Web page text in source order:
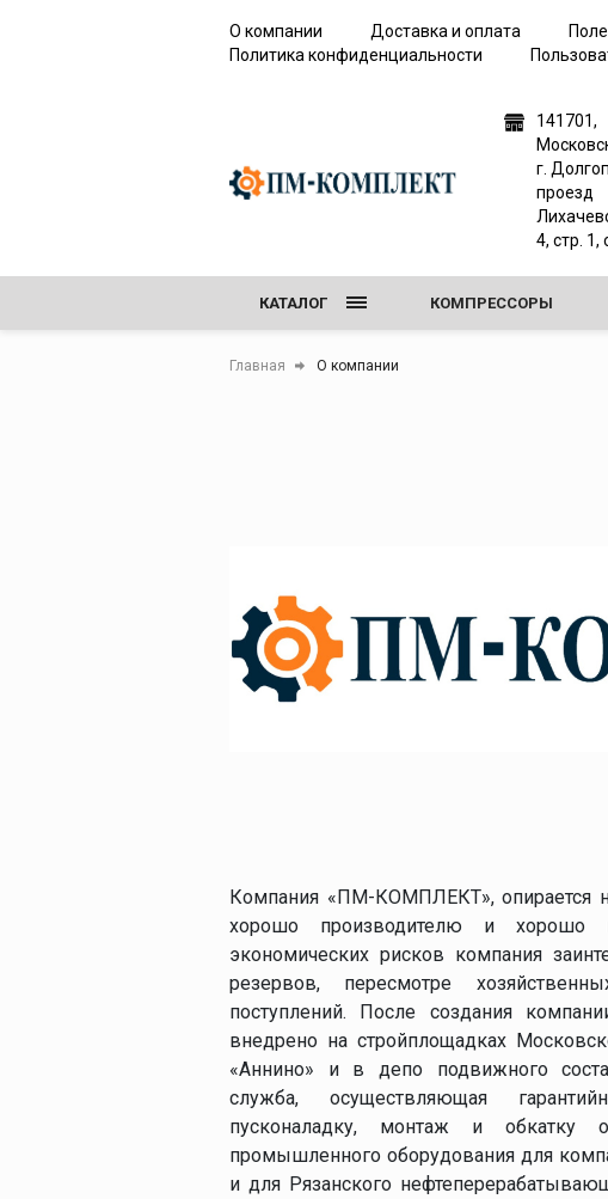
О компании Доставка и оплата
Политика конфиденциальности
141701,
г.
проезд
4, стр. 1,
КАТАЛОГ
оборудование для
элегаза
оборудование
Плотномеры и
денсиметры
КОМПРЕССОРЫ
Главная О компании
Компания «ПМ-КОМПЛЕКТ», опирается
хорошо производителю и
экономических рисков компания
резервов, пересмотре
поступлений. После создания
внедрено на стройплощадках
«Аннино» и в депо подвижного
служба, осуществляющая
пусконаладку, монтаж и обкатку
промышленного оборудования для
и для Рязанского